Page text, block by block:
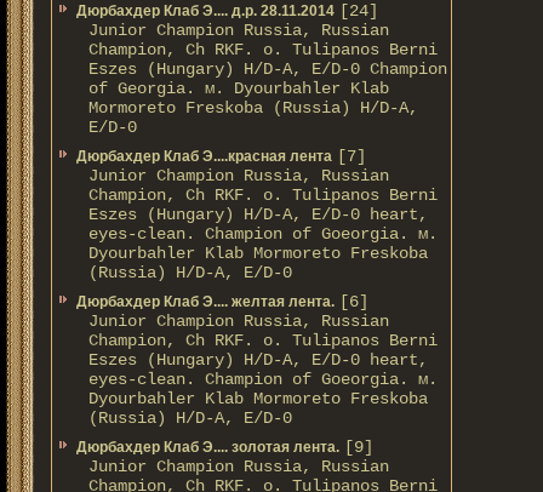
Дюрбахдер Клаб Э.... д.р. 28.11.2014 [24]
Junior Champion Russia, Russian
Champion, Ch RKF. о. Tulipanos Berni
Eszes (Hungary) H/D-A, E/D-0 Champion
of Georgia. м. Dyourbahler Klab
Mormoreto Freskoba (Russia) H/D-A,
E/D-0
Дюрбахдер Клаб Э....красная лента [7]
Junior Champion Russia, Russian
Champion, Ch RKF. о. Tulipanos Berni
Eszes (Hungary) H/D-A, E/D-0 heart,
eyes-clean. Champion of Gоeorgia. м.
Dyourbahler Klab Mormoreto Freskoba
(Russia) H/D-А, E/D-0
Дюрбахдер Клаб Э.... желтая лента. [6]
Junior Champion Russia, Russian
Champion, Ch RKF. о. Tulipanos Berni
Eszes (Hungary) H/D-A, E/D-0 heart,
eyes-clean. Champion of Gоeorgia. м.
Dyourbahler Klab Mormoreto Freskoba
(Russia) H/D-А, E/D-0
Дюрбахдер Клаб Э.... золотая лента. [9]
Junior Champion Russia, Russian
Champion, Ch RKF. о. Tulipanos Berni